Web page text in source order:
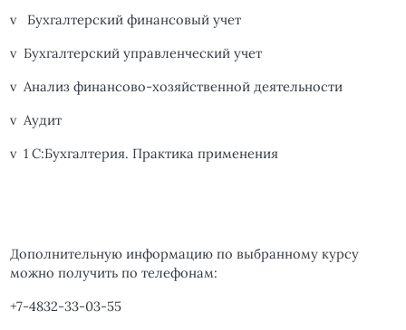
v
Бухгалтерский финансовый учет
v Бухгалтерский управленческий учет
v Анализ финансово-хозяйственной деятельности
v Аудит
v 1 С:Бухгалтерия. Практика применения
Дополнительную информацию по выбранному курсу
можно получить по телефонам:
+7-4832-33-03-55